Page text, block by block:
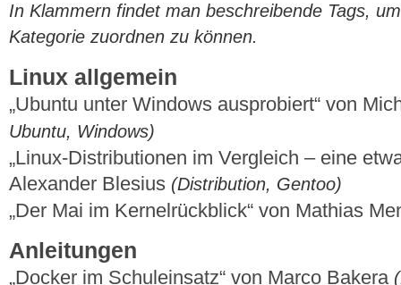
In Klammern findet man beschreibende Tags,
Kategorie zuordnen zu können.
Linux allgemein
„Ubuntu unter Windows ausprobiert“ von
Ubuntu, Windows)
„Linux-Distributionen im Vergleich – eine
Alexander Blesius (Distribution, Gentoo)
„Der Mai im Kernelrückblick“ von Mathias
Anleitungen
„Docker im Schuleinsatz“ von Marco Bakera